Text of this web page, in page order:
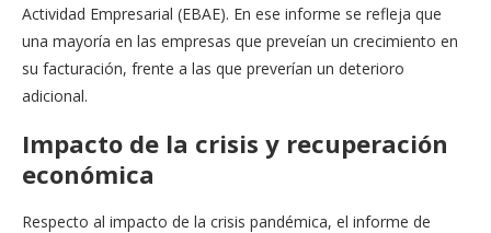
Actividad Empresarial (EBAE). En ese informe se refleja que
una mayoría en las empresas que preveían un crecimiento en
su facturación, frente a las que preverían un deterioro
adicional.
Impacto de la crisis y recuperación
económica
Respecto al impacto de la crisis pandémica, el informe de